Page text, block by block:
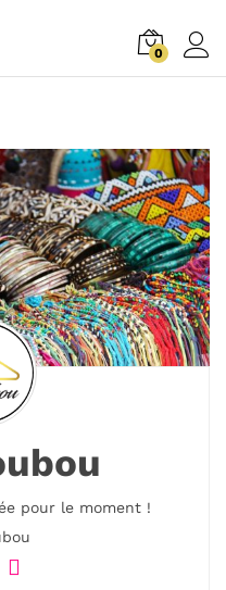
0
pour le moment !